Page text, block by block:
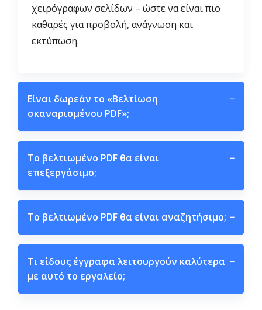
χειρόγραφων σελίδων – ώστε να είναι πιο
καθαρές για προβολή, ανάγνωση και
εκτύπωση.
Είναι δωρεάν το «Βελτίωση
σκαναρισμένου PDF»;
−
Το βελτιωμένο PDF θα είναι
επεξεργάσιμο;
−
Το βελτιωμένο PDF θα είναι αναζητήσιμο; −
Τι είδους έγγραφα λειτουργούν καλύτερα
με αυτό το εργαλείο;
−